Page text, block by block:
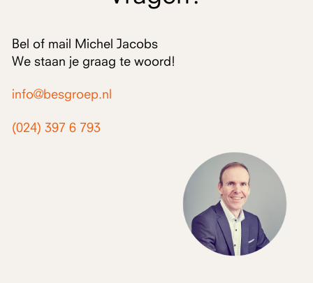
Bel of mail Michel Jacobs
We staan je graag te woord!
info@besgroep.nl
(024) 397 6 793